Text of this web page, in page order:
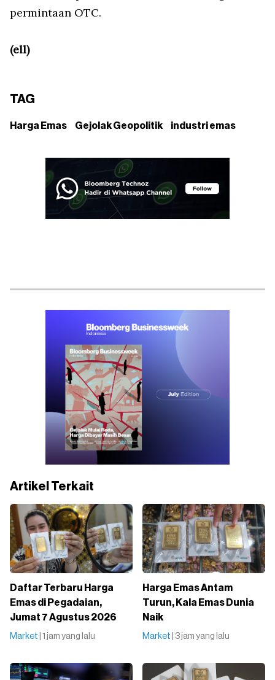
permintaan OTC.
(ell)
TAG
Harga Emas Gejolak Geopolitik industri emas
Artikel Terkait
Daftar Terbaru Harga
Emas di Pegadaian,
Jumat 7 Agustus 2026
Market | 1 jam yang lalu
Harga Emas Antam
Turun, Kala Emas Dunia
Naik
Market | 3 jam yang lalu